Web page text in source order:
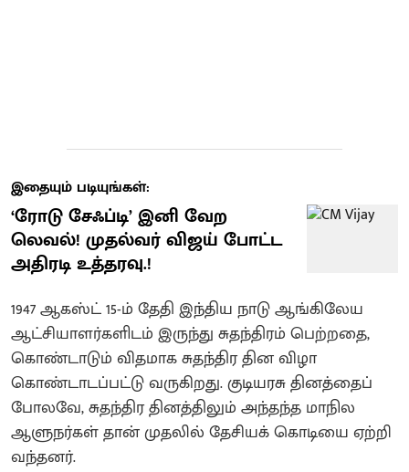
இதையும் படியுங்கள்:
​‘ரோடு சேஃப்டி’ இனி வேற
லெவல்! முதல்வர் விஜய் போட்ட
அதிரடி உத்தரவு.!
1947 ஆகஸ்ட் 15-ம் தேதி இந்திய நாடு ஆங்கிலேய
ஆட்சியாளர்களிடம் இருந்து சுதந்திரம் பெற்றதை,
கொண்டாடும் விதமாக சுதந்திர தின விழா
கொண்டாடப்பட்டு வருகிறது. குடியரசு தினத்தைப்
போலவே, சுதந்திர தினத்திலும் அந்தந்த மாநில
ஆளுநர்கள் தான் முதலில் தேசியக் கொடியை ஏற்றி
வந்தனர்.